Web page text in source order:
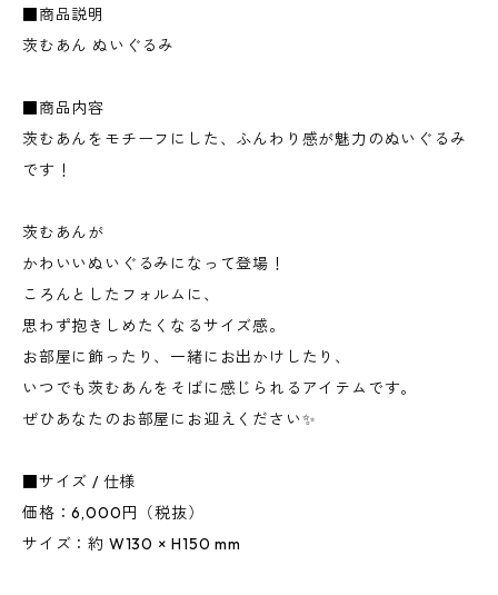
■商品説明
茨むあん ぬいぐるみ
■商品内容
茨むあんをモチーフにした、ふんわり感が魅力のぬいぐるみ
です！
茨むあんが
かわいいぬいぐるみになって登場！
ころんとしたフォルムに、
思わず抱きしめたくなるサイズ感。
お部屋に飾ったり、一緒にお出かけしたり、
いつでも茨むあんをそばに感じられるアイテムです。
ぜひあなたのお部屋にお迎えください✨
■サイズ / 仕様
価格：6,000円（税抜）
サイズ：約 W130 × H150 mm